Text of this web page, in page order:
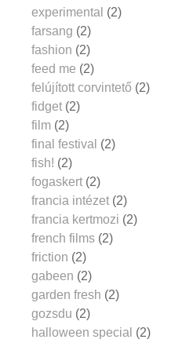
experimental (2)
farsang (2)
fashion (2)
feed me (2)
felújított corvintető (2)
fidget (2)
film (2)
final festival (2)
fish! (2)
fogaskert (2)
francia intézet (2)
francia kertmozi (2)
french films (2)
friction (2)
gabeen (2)
garden fresh (2)
gozsdu (2)
halloween special (2)